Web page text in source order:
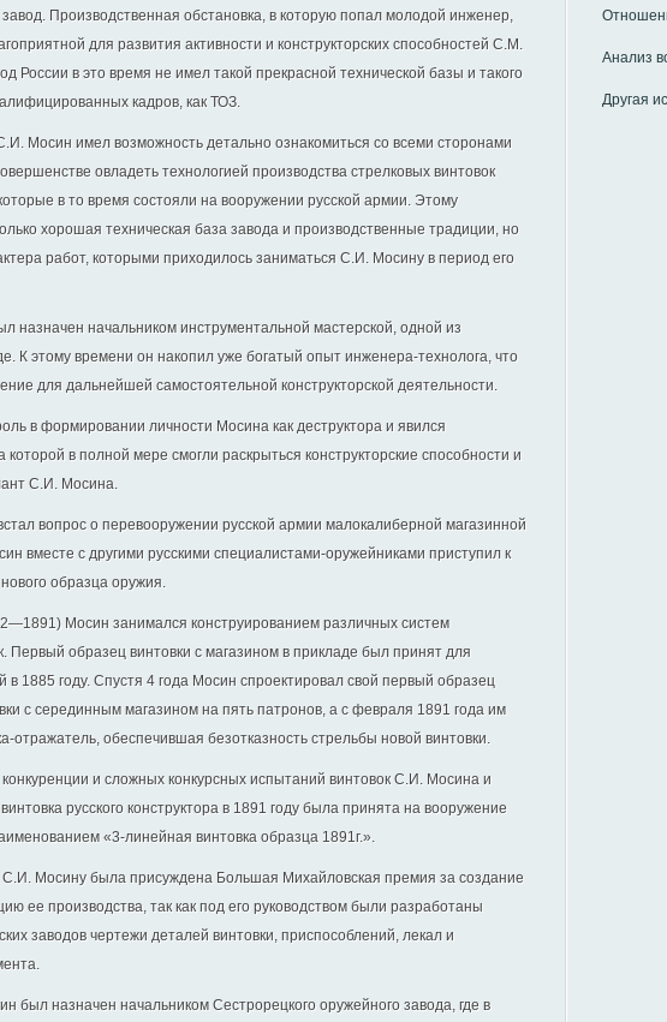
Производственная обстановка, в которую попал молодой инженер,
для развития активности и конструкторских способностей С.М.
России в это время не имел такой прекрасной технической базы и такого
кадров, как ТОЗ.
Мосин имел возможность детально ознакомиться со всеми сторонами
овладеть технологией производства стрелковых винтовок
в то время состояли на вооружении русской армии. Этому
хорошая техническая база завода и производственные традиции, но
работ, которыми приходилось заниматься С.И. Мосину в период его
назначен начальником инструментальной мастерской, одной из
К этому времени он накопил уже богатый опыт инженера-технолога, что
для дальнейшей самостоятельной конструкторской деятельности.
в формировании личности Мосина как деструктора и явился
которой в полной мере смогли раскрыться конструкторские способности и
С.И. Мосина.
вопрос о перевооружении русской армии малокалиберной магазинной
вместе с другими русскими специалистами-оружейниками приступил к
образца оружия.
Мосин занимался конструированием различных систем
Первый образец винтовки с магазином в прикладе был принят для
в 1885 году. Спустя 4 года Мосин спроектировал свой первый образец
с серединным магазином на пять патронов, а с февраля 1891 года им
отражатель, обеспечившая безотказность стрельбы новой винтовки.
конкуренции и сложных конкурсных испытаний винтовок С.И. Мосина и
русского конструктора в 1891 году была принята на вооружение
«3-линейная винтовка образца 1891г.».
С.И. Мосину была присуждена Большая Михайловская премия за создание
ее производства, так как под его руководством были разработаны
заводов чертежи деталей винтовки, приспособлений, лекал и
был назначен начальником Сестрорецкого оружейного завода, где в
Анализ
Другая